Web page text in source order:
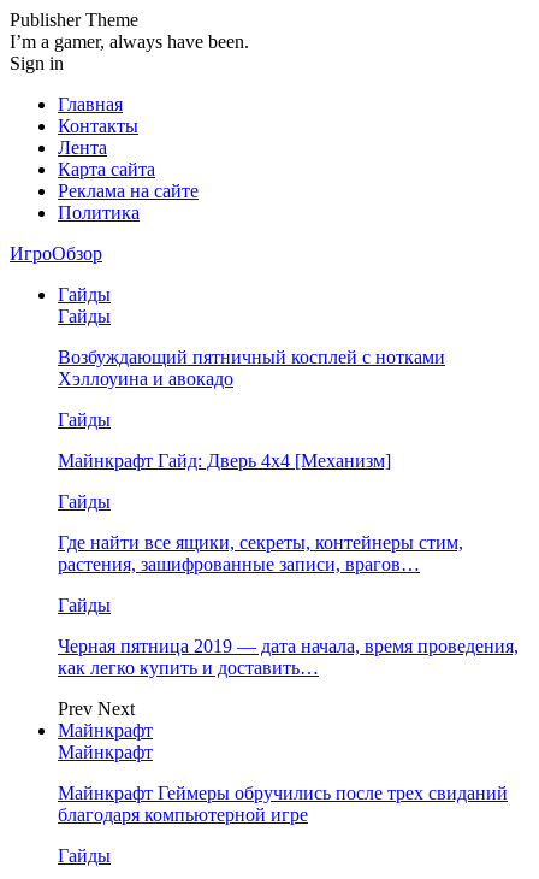
Publisher Theme
I’m a gamer, always have been.
Sign in
Главная
Контакты
Лента
Карта сайта
Реклама на сайте
Политика
ИгроОбзор
Гайды
Гайды
Возбуждающий пятничный косплей с нотками
Хэллоуина и авокадо
Гайды
Майнкрафт Гайд: Дверь 4х4 [Механизм]
Гайды
Где найти все ящики, секреты, контейнеры стим,
растения, зашифрованные записи, врагов…
Гайды
Черная пятница 2019 — дата начала, время проведения,
как легко купить и доставить…
Prev Next
Майнкрафт
Майнкрафт
Майнкрафт Геймеры обручились после трех свиданий
благодаря компьютерной игре
Гайды